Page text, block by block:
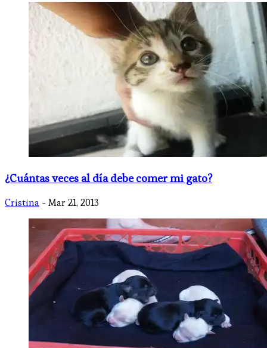
¿Cuántas veces al día debe comer mi gato?
Cristina - Mar 21, 2013